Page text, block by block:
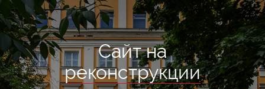
Сайт на
реконструкции